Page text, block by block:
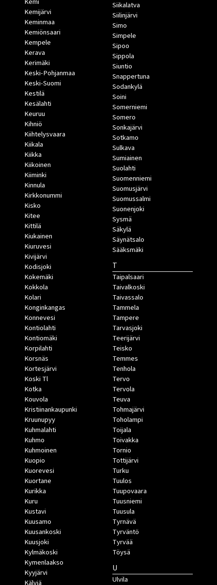
Kemijärvi
Keminmaa
Kemiönsaari
Kempele
Kerava
Kerimäki
Keski-Pohjanmaa
Keski-Suomi
Kestilä
Kesälahti
Keuruu
Kihniö
Kiihtelysvaara
Kiikala
Kiikka
Kiikoinen
Kiiminki
Kinnula
Kirkkonummi
Kisko
Kitee
Kittilä
Kiukainen
Kiuruvesi
Kivijärvi
Kodisjoki
Kokemäki
Kokkola
Kolari
Konginkangas
Konnevesi
Kontiolahti
Kontiomäki
Korpilahti
Korsnäs
Kortesjärvi
Koski Tl
Kotka
Kouvola
Kristiinankaupunki
Kruunupyy
Kuhmalahti
Kuhmo
Kuhmoinen
Kuopio
Kuorevesi
Kuortane
Kurikka
Kuru
Kustavi
Kuusamo
Kuusankoski
Kuusjoki
Kylmäkoski
Kymenlaakso
Kyyjärvi
Kälviä
Siikalatva
Siilinjärvi
Simo
Simpele
Sipoo
Sippola
Siuntio
Snappertuna
Sodankylä
Soini
Somerniemi
Somero
Sonkajärvi
Sotkamo
Sulkava
Sumiainen
Suolahti
Suomenniemi
Suomusjärvi
Suomussalmi
Suonenjoki
Sysmä
Säkylä
Säynätsalo
Sääksmäki
T
Taipalsaari
Taivalkoski
Taivassalo
Tammela
Tampere
Tarvasjoki
Teerijärvi
Teisko
Temmes
Tenhola
Tervo
Tervola
Teuva
Tohmajärvi
Toholampi
Toijala
Toivakka
Tornio
Tottijärvi
Turku
Tuulos
Tuupovaara
Tuusniemi
Tuusula
Tyrnävä
Tyrväntö
Tyrvää
Töysä
U
Ulvila